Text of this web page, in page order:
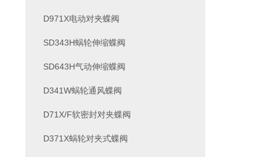
D971X电动对夹蝶阀
SD343H蜗轮伸缩蝶阀
SD643H气动伸缩蝶阀
D341W蜗轮通风蝶阀
D71X/F软密封对夹蝶阀
D371X蜗轮对夹式蝶阀